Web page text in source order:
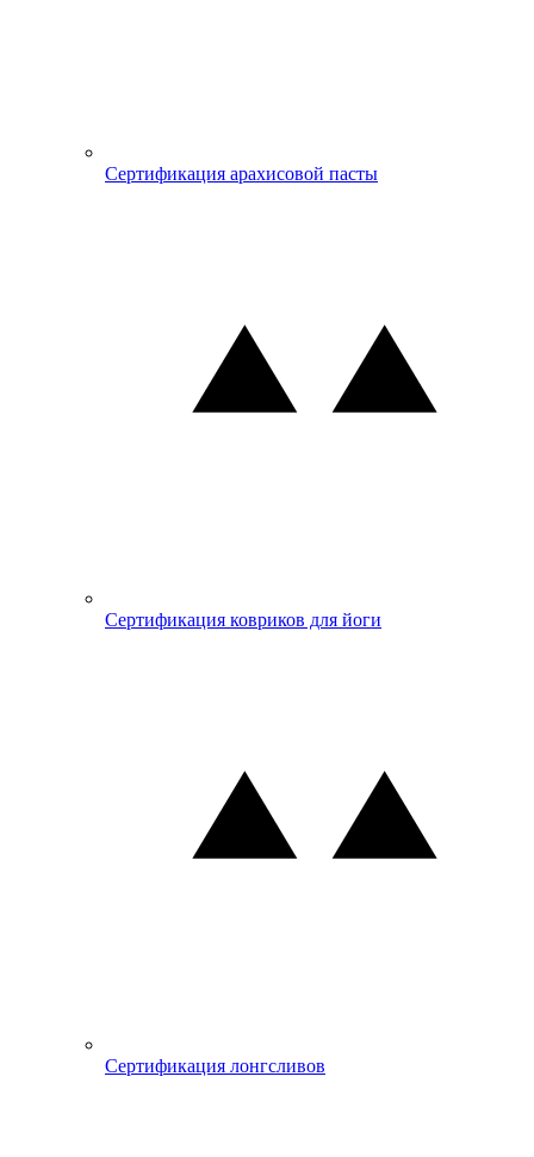
Сертификация арахисовой пасты
Сертификация ковриков для йоги
Сертификация лонгсливов